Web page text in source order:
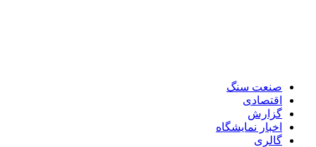
صنعت سنگ
اقتصادی
گزارش
اخبار نمایشگاه
گالری